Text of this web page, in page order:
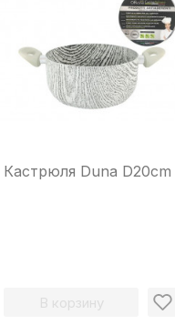
Кастрюля Duna D20cm
В корзину